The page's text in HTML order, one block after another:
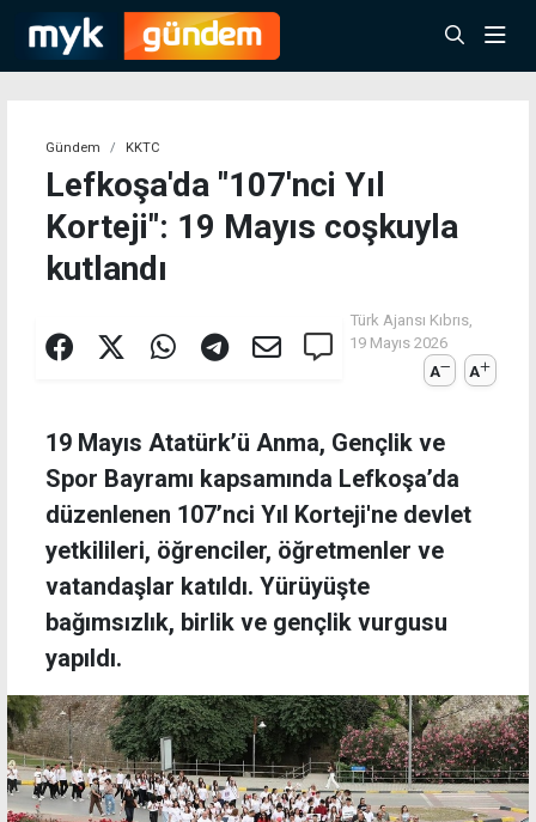
Gündem KKTC
Lefkoşa'da "107'nci Yıl
Korteji": 19 Mayıs coşkuyla
kutlandı
Türk Ajansı Kıbrıs,
19 Mayıs 2026
A
A
19 Mayıs Atatürk’ü Anma, Gençlik ve
Spor Bayramı kapsamında Lefkoşa’da
düzenlenen 107’nci Yıl Korteji'ne devlet
yetkilileri, öğrenciler, öğretmenler ve
vatandaşlar katıldı. Yürüyüşte
bağımsızlık, birlik ve gençlik vurgusu
yapıldı.